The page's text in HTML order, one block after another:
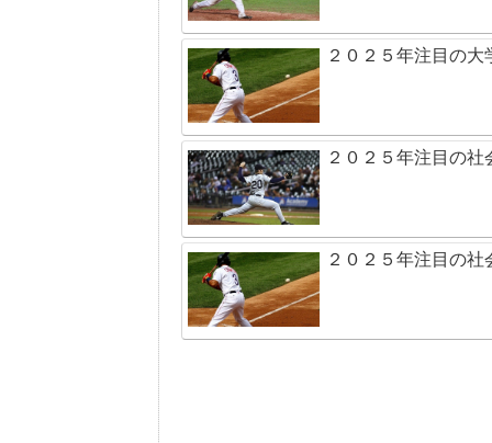
２０２５年注目の
２０２５年注目の
２０２５年注目の